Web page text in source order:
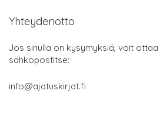
Yhteydenotto
Jos sinulla on kysymyksiä, voit
sähköpostitse:
info@ajatuskirjat.fi